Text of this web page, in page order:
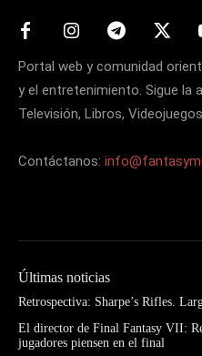
Portal web y comunidad
y el entretenimiento. Sigue la
Televisión, Libros,
Contáctanos:
Últimas noticias
Retrospectiva: Sharpe’s Rifles.
El director de Final Fantasy VII:
jugadores piensen en el final